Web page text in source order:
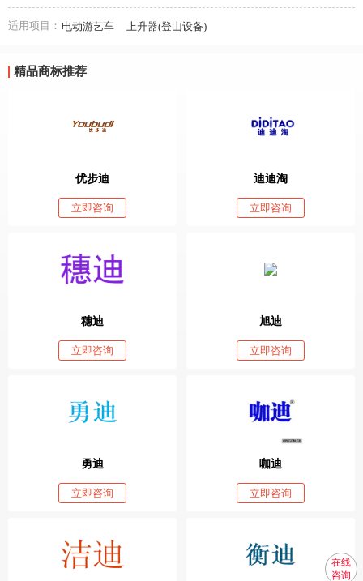
适用项目： 电动游艺车 上升器(登山设备)
精品商标推荐
优步迪
立即咨询
迪迪淘
立即咨询
穗迪
立即咨询
旭迪
立即咨询
勇迪
立即咨询
咖迪
立即咨询
在线
咨询